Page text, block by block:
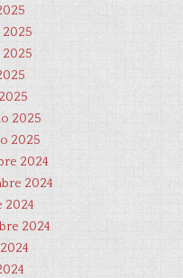
2025
2025
2025
2025
2024
2024
2024
2024